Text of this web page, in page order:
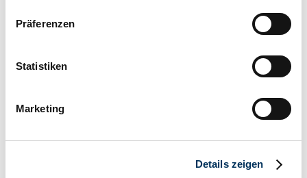
Informationen über Ihre geografische Lage
können
bestimmten Merkmalen (Fingerprinting) identifizieren
Erfahren Sie mehr darüber, wie Ihre persönlichen Daten
Präferenzen
Statistiken
Marketing
Details zeigen
Händler